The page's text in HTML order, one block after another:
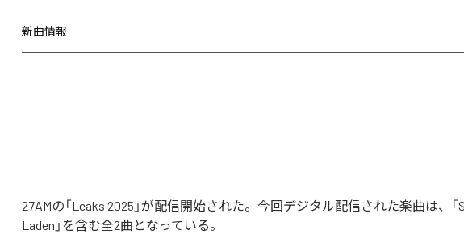
新曲情報
27AMの「Leaks 2025」が配信開始された。今回デジタル配信された楽曲は、「
Laden」を含む全2曲となっている。